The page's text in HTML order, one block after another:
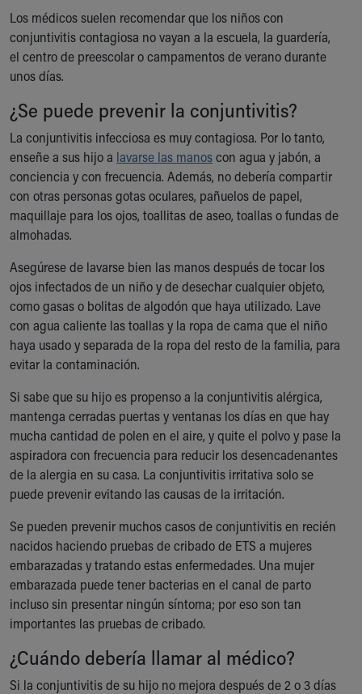
Los médicos suelen recomendar que los niños con
conjuntivitis contagiosa no vayan a la escuela, la guardería,
el centro de preescolar o campamentos de verano durante
unos días.
¿Se puede prevenir la conjuntivitis?
La conjuntivitis infecciosa es muy contagiosa. Por lo tanto,
enseñe a sus hijo a lavarse las manoscon agua y jabón, a
conciencia y con frecuencia. Además, no debería compartir
con otras personas gotas oculares, pañuelos de papel,
maquillaje para los ojos, toallitas de aseo, toallas o fundas de
almohadas.
Asegúrese de lavarse bien las manos después de tocar los
ojos infectados de un niño y de desechar cualquier objeto,
como gasas o bolitas de algodón que haya utilizado. Lave
con agua caliente las toallas y la ropa de cama que el niño
haya usado y separada de la ropa del resto de la familia, para
evitar la contaminación.
Si sabe que su hijo es propenso a la conjuntivitis alérgica,
mantenga cerradas puertas y ventanas los días en que hay
mucha cantidad de polen en el aire, y quite el polvo y pase la
aspiradora con frecuencia para reducir los desencadenantes
de la alergia en su casa. La conjuntivitis irritativa solo se
puede prevenir evitando las causas de la irritación.
Se pueden prevenir muchos casos de conjuntivitis en recién
nacidos haciendo pruebas de cribado de ETS a mujeres
embarazadas y tratando estas enfermedades. Una mujer
embarazada puede tener bacterias en el canal de parto
incluso sin presentar ningún síntoma; por eso son tan
importantes las pruebas de cribado.
¿Cuándo debería llamar al médico?
Si la conjuntivitis de su hijo no mejora después de 2 o 3 días